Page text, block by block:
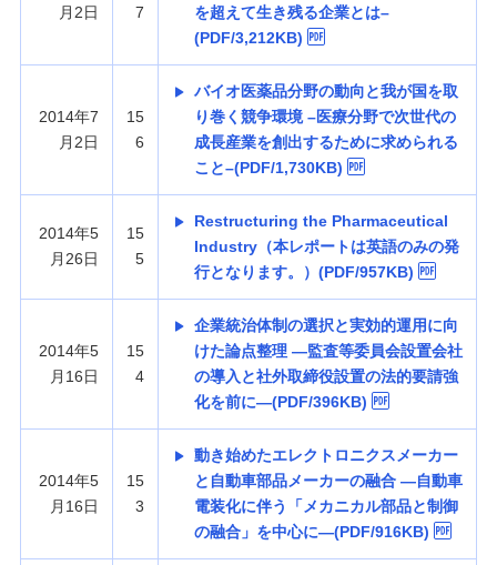
月2日
7
を超えて生き残る企業とは–
(PDF/3,212KB)
2014年7
月2日
15
6
バイオ医薬品分野の動向と我が国を取
り巻く競争環境 –医療分野で次世代の
成長産業を創出するために求められる
こと–(PDF/1,730KB)
2014年5
月26日
15
5
Restructuring the Pharmaceutical
Industry（本レポートは英語のみの発
行となります。）(PDF/957KB)
2014年5
月16日
15
4
企業統治体制の選択と実効的運用に向
けた論点整理 —監査等委員会設置会社
の導入と社外取締役設置の法的要請強
化を前に—(PDF/396KB)
2014年5
月16日
15
3
動き始めたエレクトロニクスメーカー
と自動車部品メーカーの融合 —自動車
電装化に伴う「メカニカル部品と制御
の融合」を中心に—(PDF/916KB)